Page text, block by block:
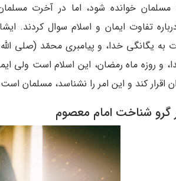
مسلمان خوانده شود، اما در آخرت
درباره تفاوت ایمان و اسلام سوال کردند.
به یگانگی خدا، و پیامبری محمّد (صلی
و روزه ماه رمضان، این اسلام است ولی
اقرار کند و این امر را نشناسد، مسلمان است
گرو شناخت امام معصوم